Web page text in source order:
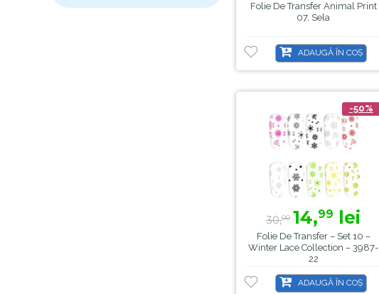
Folie De Transfer Animal Print
07, Sela
ADAUGĂ ÎN COȘ
-50%
30,00 14,99 lei
Folie De Transfer – Set 10 –
Winter Lace Collection – 3987-
22
ADAUGĂ ÎN COȘ